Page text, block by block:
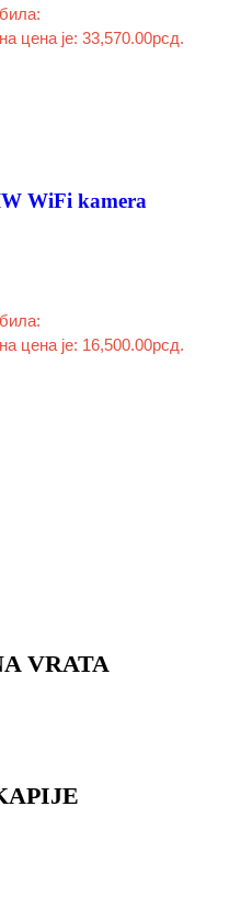
цена је: 33,570.00рсд.
WiFi kamera
цена је: 16,500.00рсд.
VRATA